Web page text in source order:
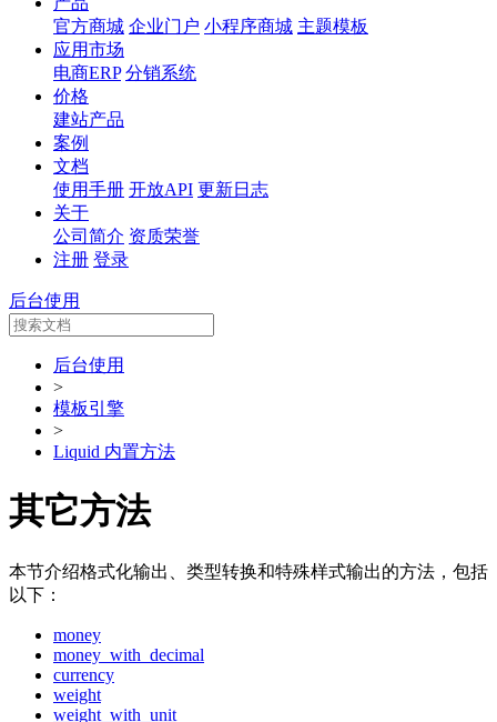
官方商城 企业门户 小程序商城 主题模板
应用市场
电商ERP 分销系统
价格
建站产品
案例
文档
使用手册 开放API 更新日志
关于
公司简介 资质荣誉
注册 登录
后台使用
后台使用
>
模板引擎
>
Liquid 内置方法
其它方法
本节介绍格式化输出、类型转换和特殊样式输出的方法，包括
以下：
money
money_with_decimal
currency
weight
weight_with_unit